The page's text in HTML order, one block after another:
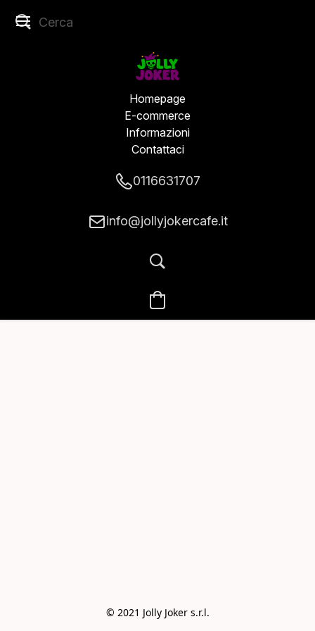
Homepage
E-commerce
Informazioni
Contattaci
0116631707
info@jollyjokercafe.it
© 2021 Jolly Joker s.r.l.